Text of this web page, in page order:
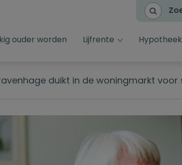
ouder worden Lijfrente dropdownHypotheek
duikt in de woningmarkt voor